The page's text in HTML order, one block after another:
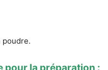
poudre.